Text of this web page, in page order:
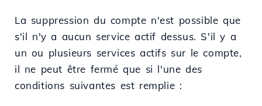
La suppression du compte n'est possible que
s'il n'y a aucun service actif dessus. S'il y a
un ou plusieurs services actifs sur le compte,
il ne peut être fermé que si l'une des
conditions suivantes est remplie :